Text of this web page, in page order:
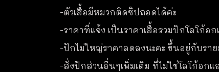
-ตัวเสื้อมีหมวกติดซิปถอดได้ค่ะ
-ราคาที่แจ้ง เป็นราคาเสื้อรวมปักโลโก้อ
-ปักไม่ใหญ่ราคาลดลงนะคะ ขึ้นอยู่กับราย
-สั่งปักส่วนอื่นๆเพิ่มเติม ที่ไม่ใช่โลโก้อก